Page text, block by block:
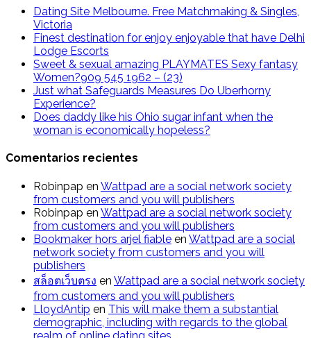
Dating Site Melbourne. Free Matchmaking & Singles,
Victoria
Finest destination for enjoy enjoyable that have Delhi
Lodge Escorts
Sweet & sexual amazing PLAYMATES Sexy fantasy
Women?909 545 1962 – (23)
Just what Safeguards Measures Do Uberhorny
Experience?
Does daddy like his Ohio sugar infant when the
woman is economically hopeless?
Comentarios recientes
Robinpap en Wattpad are a social network society
from customers and you will publishers
Robinpap en Wattpad are a social network society
from customers and you will publishers
Bookmaker hors arjel fiable en Wattpad are a social
network society from customers and you will
publishers
สล็อตเว็บตรง en Wattpad are a social network society
from customers and you will publishers
LloydAntip en This will make them a substantial
demographic, including with regards to the global